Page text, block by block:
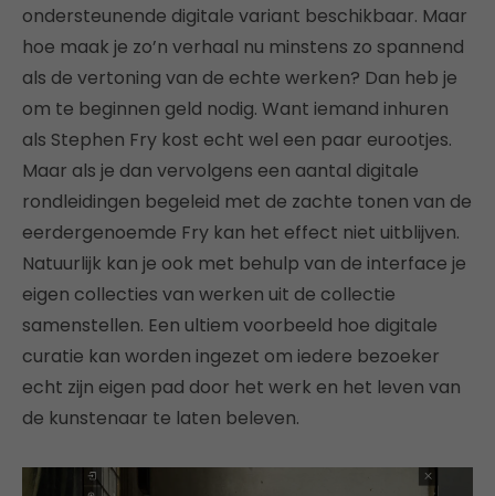
ondersteunende digitale variant beschikbaar. Maar
hoe maak je zo’n verhaal nu minstens zo spannend
als de vertoning van de echte werken? Dan heb je
om te beginnen geld nodig. Want iemand inhuren
als Stephen Fry kost echt wel een paar eurootjes.
Maar als je dan vervolgens een aantal digitale
rondleidingen begeleid met de zachte tonen van de
eerdergenoemde Fry kan het effect niet uitblijven.
Natuurlijk kan je ook met behulp van de interface je
eigen collecties van werken uit de collectie
samenstellen. Een ultiem voorbeeld hoe digitale
curatie kan worden ingezet om iedere bezoeker
echt zijn eigen pad door het werk en het leven van
de kunstenaar te laten beleven.